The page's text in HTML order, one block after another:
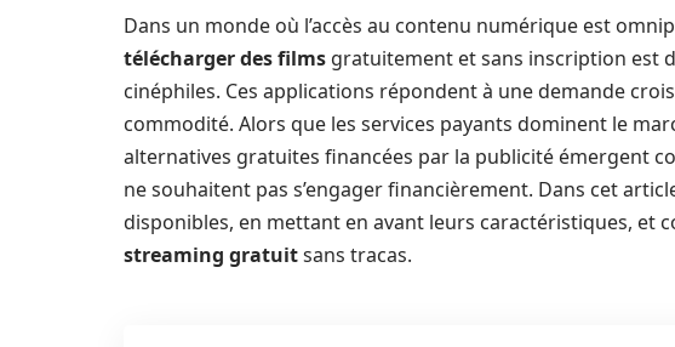
Dans un monde où l’accès au contenu numérique est
télécharger des films gratuitement et sans inscription est
cinéphiles. Ces applications répondent à une demande
commodité. Alors que les services payants dominent le
alternatives gratuites financées par la publicité émergent
ne souhaitent pas s’engager financièrement. Dans cet
disponibles, en mettant en avant leurs caractéristiques, et
streaming gratuitsans tracas.